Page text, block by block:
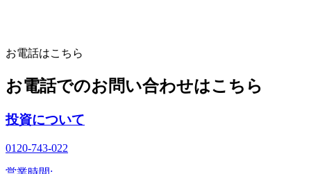
お電話はこちら
お電話でのお問い合わせはこちら
投資について
0120-743-022